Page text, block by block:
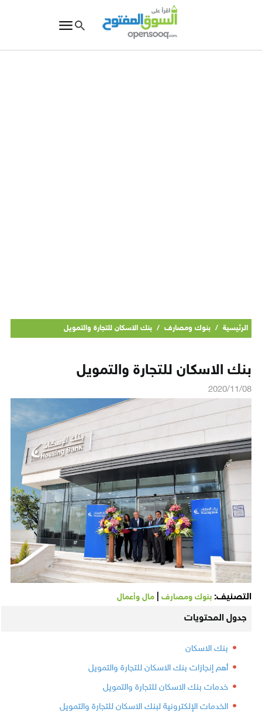
الرئيسية / بنوك ومصارف / بنك الاسكان للتجارة والتمويل
بنك الاسكان للتجارة والتمويل
2020/11/08
التصنيف: بنوك ومصارف| مال وأعمال
جدول المحتويات
بنك الاسكان
أهم إنجازات بنك الاسكان للتجارة والتمويل
خدمات بنك الاسكان للتجارة والتمويل
الخدمات الإلكترونية لبنك الاسكان للتجارة والتمويل